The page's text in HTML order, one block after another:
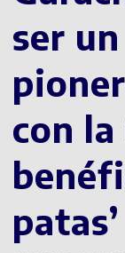
ser
con
patas’